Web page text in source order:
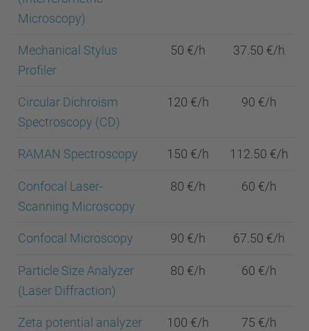
Microscopy)
Mechanical Stylus
Profiler
50 €/h 37.50 €/h
Circular Dichroism
Spectroscopy (CD)
120 €/h 90 €/h
RAMAN Spectroscopy 150 €/h 112.50 €/h
Confocal Laser-
Scanning Microscopy
80 €/h 60 €/h
Confocal Microscopy 90 €/h 67.50 €/h
Particle Size Analyzer
(Laser Diffraction)
80 €/h 60 €/h
Zeta potential analyzer 100 €/h 75 €/h